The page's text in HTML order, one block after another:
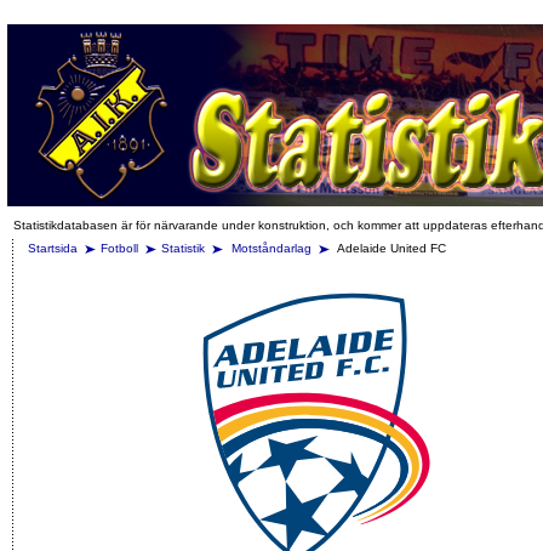
Statistikdatabasen är för närvarande under konstruktion, och kommer att uppdateras
Startsida
Fotboll Statistik Motståndarlag Adelaide United FC